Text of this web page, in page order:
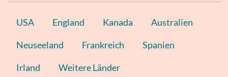
USA England Kanada Australien
Neuseeland Frankreich Spanien
Irland Weitere Länder